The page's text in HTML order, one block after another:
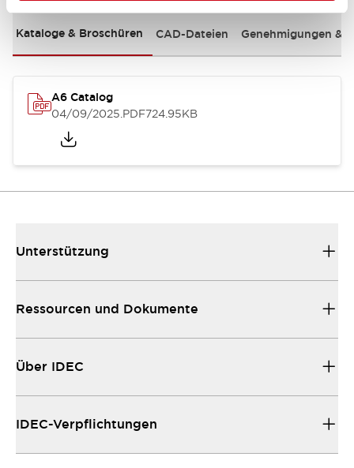
Kataloge & Broschüren CAD-Dateien Genehmigungen &
A6 Catalog
04/09/2025.PDF724.95KB
Unterstützung
Ressourcen und Dokumente
Über IDEC
IDEC-Verpflichtungen